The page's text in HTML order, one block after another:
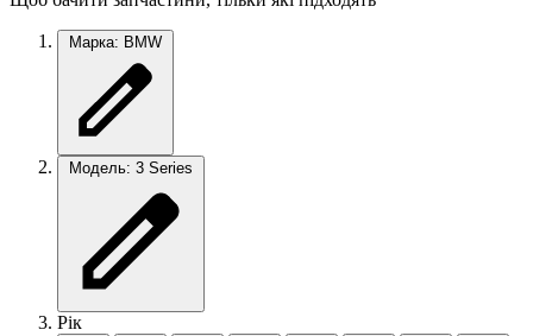
Марка: BMW
Модель: 3 Series
Рік